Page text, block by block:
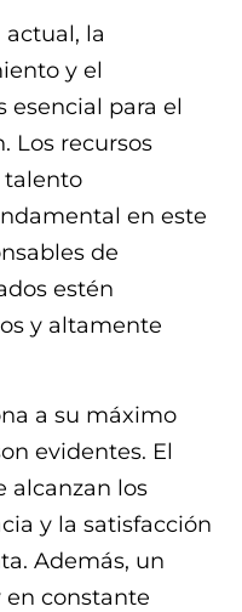
la
y el
esencial para el
Los recursos
talento
en este
de
estén
y altamente
a su máximo
evidentes. El
alcanzan los
y la satisfacción
Además, un
constante